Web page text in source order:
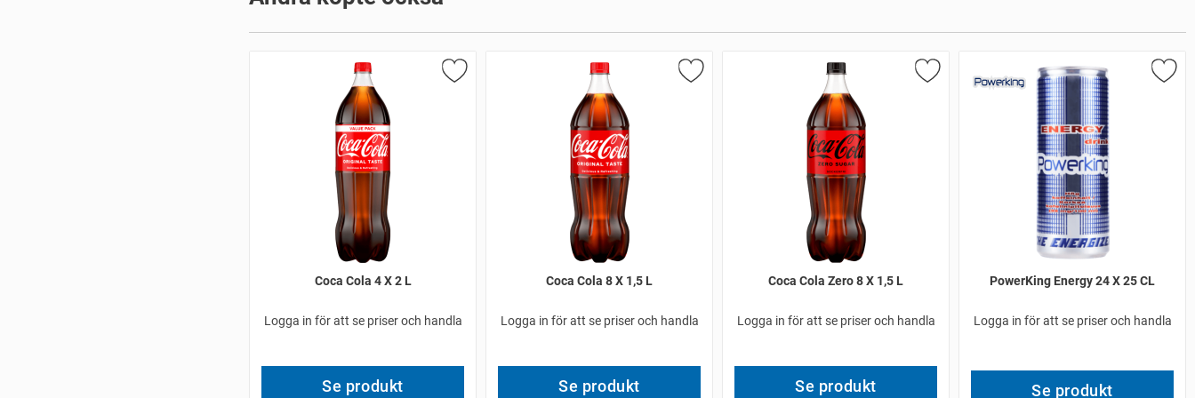
Coca Cola 4 X 2 L
Logga in för att se priser och handla
Se produkt
Coca Cola 8 X 1,5 L
Logga in för att se priser och handla
Se produkt
Coca Cola Zero 8 X 1,5 L
Logga in för att se priser och handla
Se produkt
PowerKing Energy 24 X 25 CL
Logga in för att se priser och handla
Se produkt